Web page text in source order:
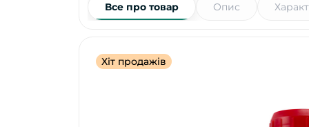
Все про товар Опис
Хіт продажів